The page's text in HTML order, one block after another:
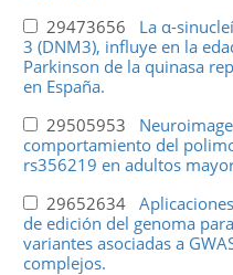
29473656 La α-
3 (DNM3), influye en la
Parkinson de la quinasa
en España.
29505953
comportamiento del
rs356219 en adultos
29652634
de edición del genoma
variantes asociadas a
complejos.